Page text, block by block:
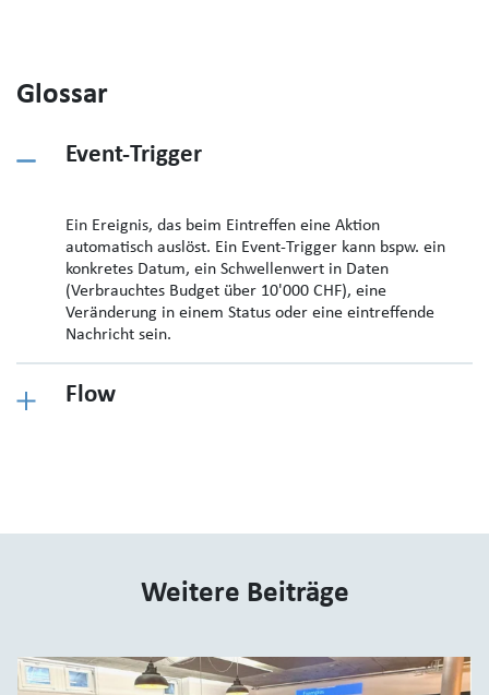
Glossar
Event-Trigger
Ein Ereignis, das beim Eintreffen eine Aktion
automatisch auslöst. Ein Event-Trigger kann bspw. ein
konkretes Datum, ein Schwellenwert in Daten
(Verbrauchtes Budget über 10'000 CHF), eine
Veränderung in einem Status oder eine eintreffende
Nachricht sein.
Flow
Weitere Beiträge